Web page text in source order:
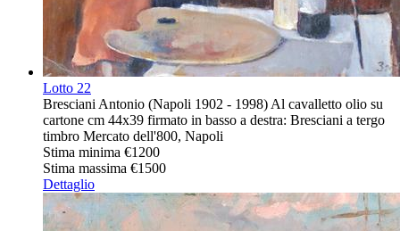
Lotto 22
Bresciani Antonio (Napoli 1902 - 1998) Al cavalletto olio su
cartone cm 44x39 firmato in basso a destra: Bresciani a tergo
timbro Mercato dell'800, Napoli
Stima minima €1200
Stima massima €1500
Dettaglio